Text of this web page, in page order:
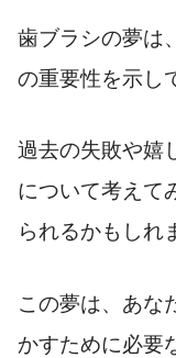
歯ブラシの夢は
の重要性を示し
過去の失敗や嬉
について考えて
られるかもしれ
この夢は、あな
かすために必要